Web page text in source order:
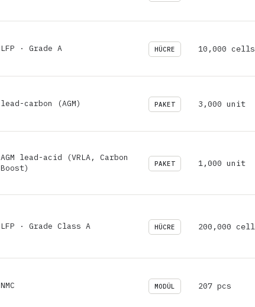
LFP · Grade A HÜCRE 10,000 cells
lead-carbon (AGM) PAKET 3,000 unit
AGM lead-acid (VRLA, Carbon
Boost)
PAKET 1,000 unit
LFP · Grade Class A HÜCRE 200,000 cell
NMC MODÜL 207 pcs